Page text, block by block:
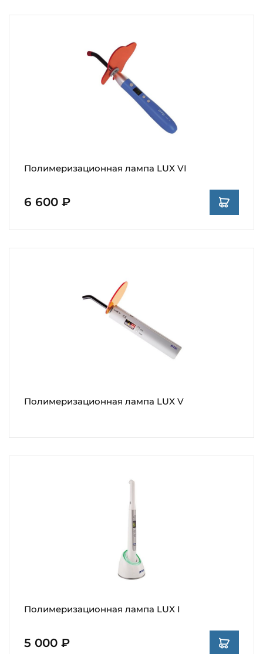
Полимеризационная лампа LUX VI
6 600 ₽
Полимеризационная лампа LUX V
Полимеризационная лампа LUX I
5 000 ₽